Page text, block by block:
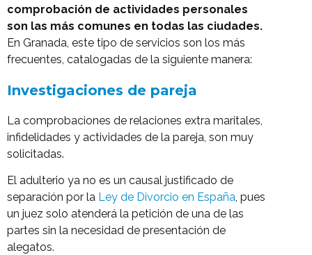
comprobación de actividades personales
son las más comunes en todas las ciudades.
En Granada, este tipo de servicios son los más
frecuentes, catalogadas de la siguiente manera:
Investigaciones de pareja
La comprobaciones de relaciones extra maritales,
infidelidades y actividades de la pareja, son muy
solicitadas.
El adulterio ya no es un causal justificado de
separación por la Ley de Divorcio en España, pues
un juez solo atenderá la petición de una de las
partes sin la necesidad de presentación de
alegatos.